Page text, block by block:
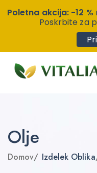
Olje
Domov/ Izdelek Oblika
Poletna akcija: -12 %
Poskrbite za